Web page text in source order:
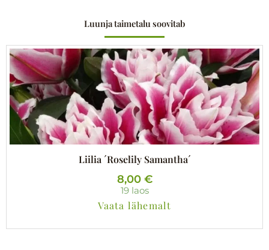
Luunja taimetalu soovitab
Liilia ´Roselily Samantha´
8,00 €
19 laos
Vaata lähemalt